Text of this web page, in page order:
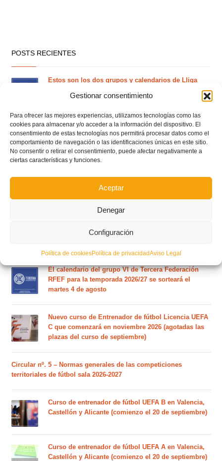
Gestionar consentimiento
Para ofrecer las mejores experiencias, utilizamos tecnologías como las
cookies para almacenar y/o acceder a la información del dispositivo. El
consentimiento de estas tecnologías nos permitirá procesar datos como el
comportamiento de navegación o las identificaciones únicas en este sitio.
No consentir o retirar el consentimiento, puede afectar negativamente a
ciertas características y funciones.
Aceptar
Denegar
Configuración
Política de cookiesPolítica de privacidadAviso Legal
POSTS RECIENTES
Estos son los dos grupos y calendarios de Lliga
Circular nº. 7 – IV Supercopa Comunitat FFCV Futsal
Circular nº. 6 – Fase Autonómica de la Copa Federación
Federación RFEF para la temporada 2026/2027
fútbol sala de la temporada 2026/2027
El calendario del grupo VI de Tercera Federación
RFEF para la temporada 2026/27 se sorteará el
martes 4 de agosto
Nuevo curso de Entrenador de fútbol Licencia UEFA
C que comenzará en noviembre 2026 (agotadas las
plazas del curso de septiembre)
Circular nº. 5 – Normas generales de las competiciones
territoriales de fútbol sala 2026-2027
Curso de entrenador de fútbol UEFA B en Valencia,
Castellón y Alicante (comienzo el 20 de septiembre)
Curso de entrenador de fútbol UEFA A en Valencia,
Castellón y Alicante (comienzo el 20 de septiembre)